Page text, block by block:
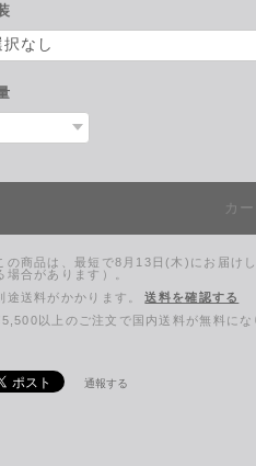
カ
の商品は、最短で8月13日(木)にお届け
場合があります）。
途送料がかかります。
送料を確認する
以上のご注文で国内送料が無料にな
通報する